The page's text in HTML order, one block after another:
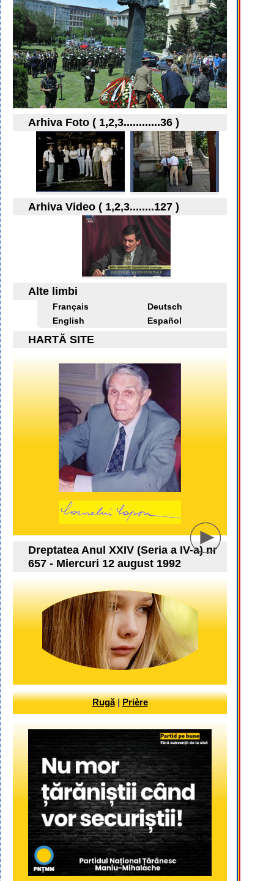
Arhiva Foto ( 1,2,3............36 )
Arhiva Video ( 1,2,3........127 )
Alte limbi
Français
Deutsch
English
Español
HARTĂ SITE
Dreptatea Anul XXIV (Seria a IV-a) nr
657 - Miercuri 12 august 1992
Rugă|Prière